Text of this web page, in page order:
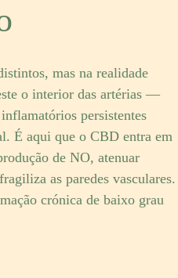
mas na realidade
o interior das artérias —
persistentes
É aqui que o CBD entra em
de NO, atenuar
as paredes vasculares.
crónica de baixo grau